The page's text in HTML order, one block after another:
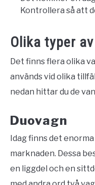
Kontrollera så att
Olika typer
Det finns flera olika
används vid olika
nedan hittar du de
Duovagn
Idag finns det
marknaden. Dessa
en liggdel och en